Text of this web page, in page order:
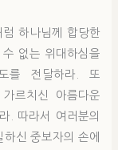
하나님께 합당한
없는 위대하심을
를 전달하라. 또
르치신 아름다운
. 따라서 여러분의
신 중보자의 손에